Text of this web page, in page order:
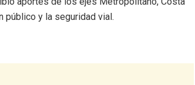
público y la seguridad vial.